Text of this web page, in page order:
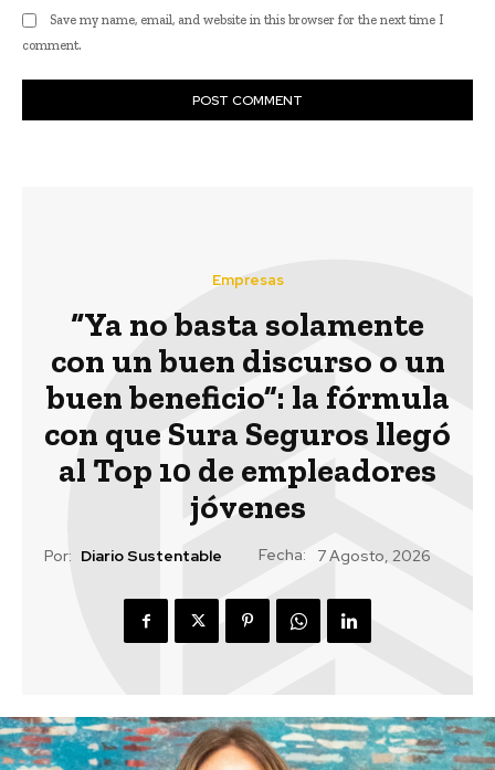
Save my name, email, and website in this browser for the next time I
comment.